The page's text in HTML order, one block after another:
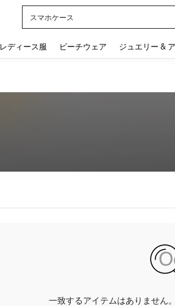
スマホケース
レディース服 ビーチウェア ジュエリー &
一致するアイテムはありません